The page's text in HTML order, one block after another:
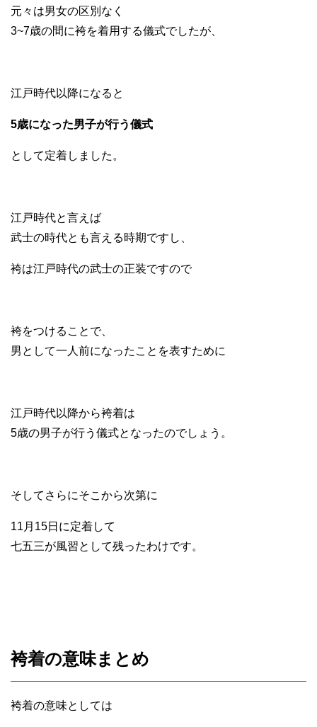
元々は男女の区別なく
3~7歳の間に袴を着用する儀式でしたが、
江戸時代以降になると
5歳になった男子が行う儀式
として定着しました。
江戸時代と言えば
武士の時代とも言える時期ですし、
袴は江戸時代の武士の正装ですので
袴をつけることで、
男として一人前になったことを表すために
江戸時代以降から袴着は
5歳の男子が行う儀式となったのでしょう。
そしてさらにそこから次第に
11月15日に定着して
七五三が風習として残ったわけです。
袴着の意味まとめ
袴着の意味としては